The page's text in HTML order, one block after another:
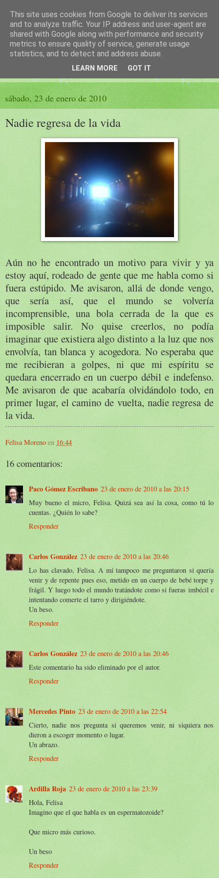
El sueño de las palabras
PÁGINA LITERARIA DE FELISA MORENO
sábado, 23 de enero de 2010
Nadie regresa de la vida
Aún no he encontrado un motivo para vivir y ya
estoy aquí, rodeado de gente que me habla como si
fuera estúpido. Me avisaron, allá de donde vengo,
que sería así, que el mundo se volvería
incomprensible, una bola cerrada de la que es
imposible salir. No quise creerlos, no podía
imaginar que existiera algo distinto a la luz que nos
envolvía, tan blanca y acogedora. No esperaba que
me recibieran a golpes, ni que mi espíritu se
quedara encerrado en un cuerpo débil e indefenso.
Me avisaron de que acabaría olvidándolo todo, en
primer lugar, el camino de vuelta, nadie regresa de
la vida.
Felisa Moreno en 16:44
16 comentarios:
Paco Gómez Escribano 23 de enero de 2010 a las 20:15
Muy bueno el micro, Felisa. Quizá sea así la cosa, como tú lo
cuentas. ¿Quién lo sabe?
Responder
Carlos González 23 de enero de 2010 a las 20:46
Lo has clavado, Felisa. A mí tampoco me preguntaron si quería
venir y de repente pues eso, metido en un cuerpo de bebé torpe y
frágil. Y luego todo el mundo tratándote como si fueras imbécil e
intentando comerte el tarro y dirigiéndote.
Un beso.
Responder
Carlos González 23 de enero de 2010 a las 20:46
Este comentario ha sido eliminado por el autor.
Responder
Mercedes Pinto 23 de enero de 2010 a las 22:54
Cierto, nadie nos pregunta si queremos venir, ni siquiera nos
dieron a escoger momento o lugar.
Un abrazo.
Responder
Ardilla Roja 23 de enero de 2010 a las 23:39
Hola, Felisa
Imagino que el que habla es un espermatozoide?
Que micro más curioso.
Un beso
Responder
This site uses cookies from Google to deliver its services
and to analyze traffic. Your IP address and user-agent are
shared with Google along with performance and security
metrics to ensure quality of service, generate usage
statistics, and to detect and address abuse.
LEARN MORE GOT IT